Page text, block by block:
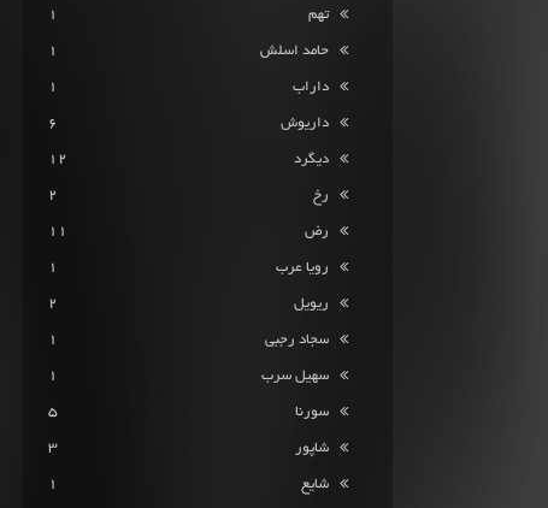
تهم 1
حامد اسلش 1
داراب 1
داریوش 6
دیگرد 12
رخ 2
رض 11
رویا عرب 1
ریویل 2
سجاد رجبی 1
سهیل سرب 1
سورنا 5
شاپور 3
شایع 1